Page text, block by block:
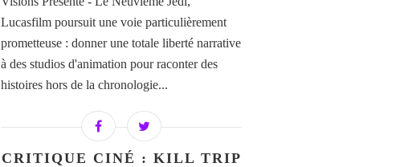
Lucasfilm poursuit une voie particulièrement
prometteuse : donner une totale liberté narrative
à des studios d'animation pour raconter des
histoires hors de la chronologie...
CRITIQUE CINÉ : KILL TRIP